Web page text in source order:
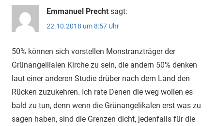
Emmanuel Precht sagt:
22.10.2018 um 8:57 Uhr
50% können sich vorstellen Monstranzträger der
Grünangelilalen Kirche zu sein, die andern 50% denken
laut einer anderen Studie drüber nach dem Land den
Rücken zuzukehren. Ich rate Denen die weg wollen es
bald zu tun, denn wenn die Grünangelikalen erst was zu
sagen haben, sind die Grenzen dicht, jedenfalls für die